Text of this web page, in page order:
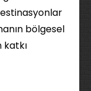
bölgesel